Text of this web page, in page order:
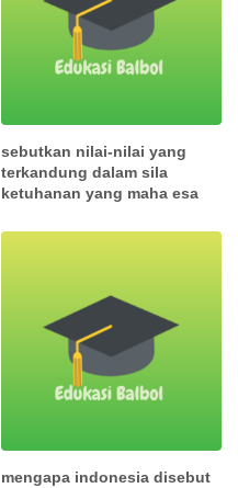
sebutkan nilai-nilai yang
terkandung dalam sila
ketuhanan yang maha esa
mengapa indonesia disebut